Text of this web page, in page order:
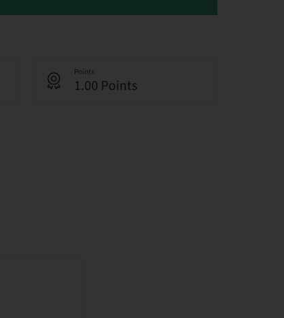
Points
1.00 Points